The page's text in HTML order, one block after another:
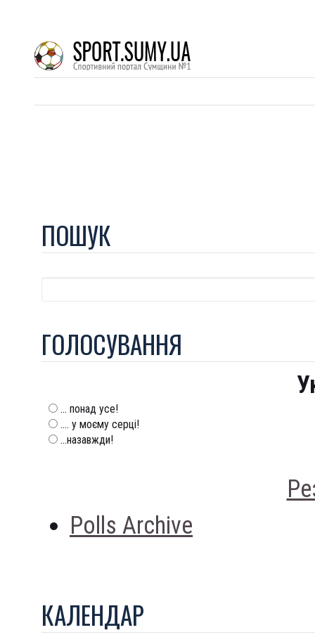
ПОШУК
ГОЛОСУВАННЯ
... понад усе!
.... у моєму серці!
...назавжди!
Polls Archive
КАЛЕНДАР